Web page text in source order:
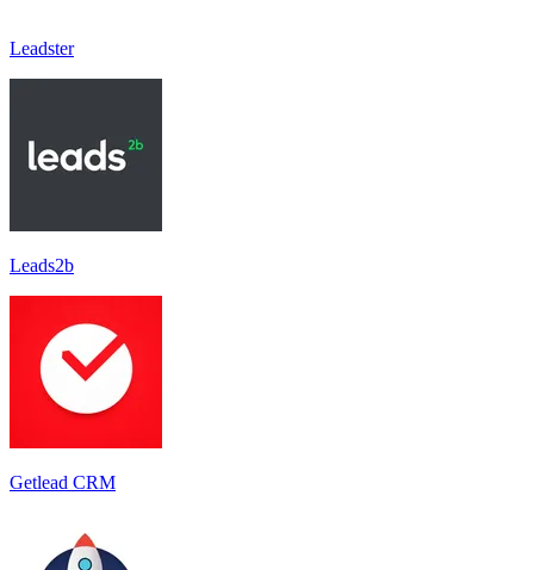
Leadster
Leads2b
Getlead CRM